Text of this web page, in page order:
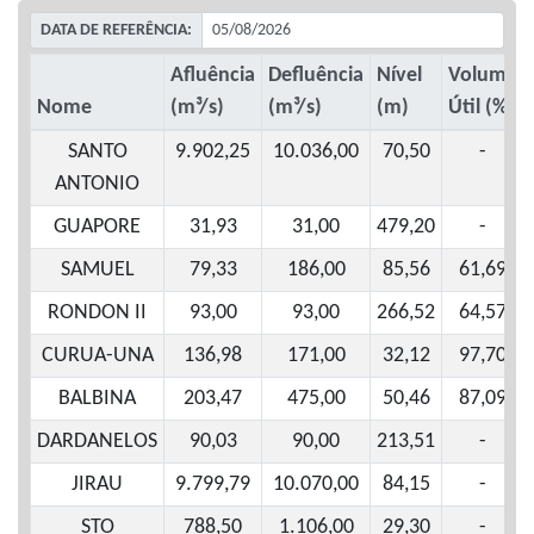
DATA DE REFERÊNCIA:
Nome
Afluência
(m³/s)
Defluência
(m³/s)
Nível
(m)
Volume
Útil (%)
SANTO
ANTONIO
9.902,25 10.036,00 70,50 -
GUAPORE 31,93 31,00 479,20
-
SAMUEL
79,33 186,00 85,56
61,69
RONDON II
93,00 93,00 266,52
64,57
CURUA-UNA
136,98 171,00 32,12
97,70
BALBINA
203,47 475,00 50,46
87,09
DARDANELOS
90,03 90,00 213,51
-
JIRAU
9.799,79 10.070,00 84,15
-
STO
788,50 1.106,00 29,30 -